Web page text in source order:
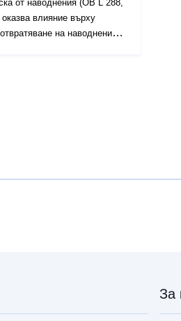
от наводнения (ОВ L 288,
влияние върху
на наводненията
на карти на изложените
За